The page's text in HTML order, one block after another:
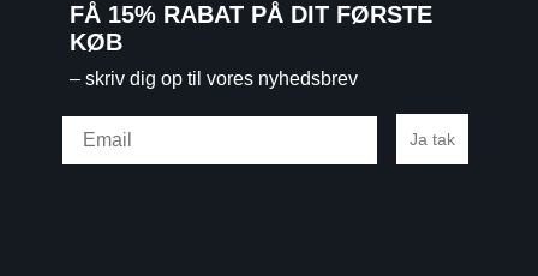
FÅ 15% RABAT PÅ DIT FØRSTE
KØB
– skriv dig op til vores nyhedsbrev
Ja tak